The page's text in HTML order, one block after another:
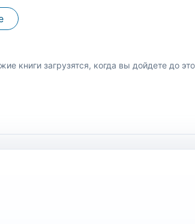
книги загрузятся, когда вы дойдете до